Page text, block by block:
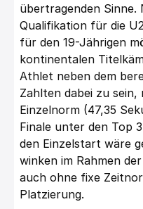
übertragenden Sinne.
Qualifikation für die
für den 19-Jährigen
kontinentalen
Athlet neben dem
Zahlten dabei zu sein,
Einzelnorm (47,35
Finale unter den Top
den Einzelstart wäre
winken im Rahmen
auch ohne fixe
Platzierung.